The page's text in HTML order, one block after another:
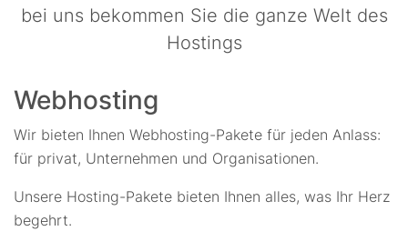
bei uns bekommen Sie die ganze Welt des
Hostings
Webhosting
Wir bieten Ihnen Webhosting-Pakete für jeden Anlass:
für privat, Unternehmen und Organisationen.
Unsere Hosting-Pakete bieten Ihnen alles, was Ihr Herz
begehrt.